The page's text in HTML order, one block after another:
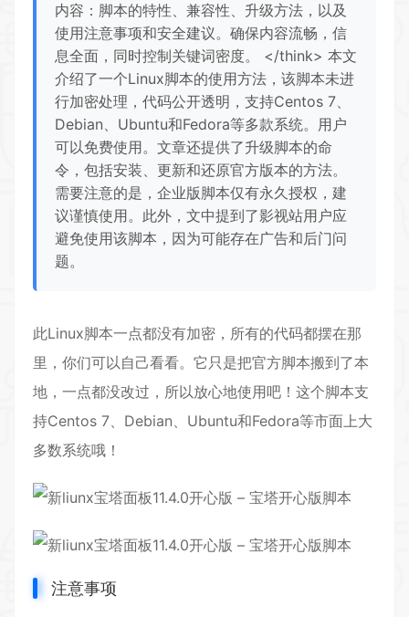
内容：脚本的特性、兼容性、升级方法，以及
使用注意事项和安全建议。确保内容流畅，信
息全面，同时控制关键词密度。 </think> 本文
介绍了一个Linux脚本的使用方法，该脚本未进
行加密处理，代码公开透明，支持Centos 7、
Debian、Ubuntu和Fedora等多款系统。用户
可以免费使用。文章还提供了升级脚本的命
令，包括安装、更新和还原官方版本的方法。
需要注意的是，企业版脚本仅有永久授权，建
议谨慎使用。此外，文中提到了影视站用户应
避免使用该脚本，因为可能存在广告和后门问
题。
此Linux脚本一点都没有加密，所有的代码都摆在那
里，你们可以自己看看。它只是把官方脚本搬到了本
地，一点都没改过，所以放心地使用吧！这个脚本支
持Centos 7、Debian、Ubuntu和Fedora等市面上大
多数系统哦！
注意事项